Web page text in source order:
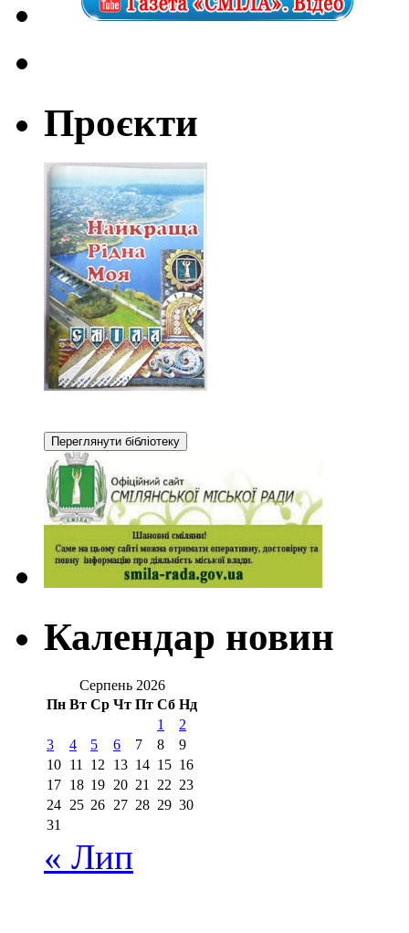
Проєкти
Календар новин
Серпень 2026
Пн Вт Ср Чт Пт Сб Нд
1
2
3
4 5 6 7 8
9
10 11 12 13 14 15 16
17 18 19 20 21 22 23
24 25 26 27 28 29 30
31
« Лип